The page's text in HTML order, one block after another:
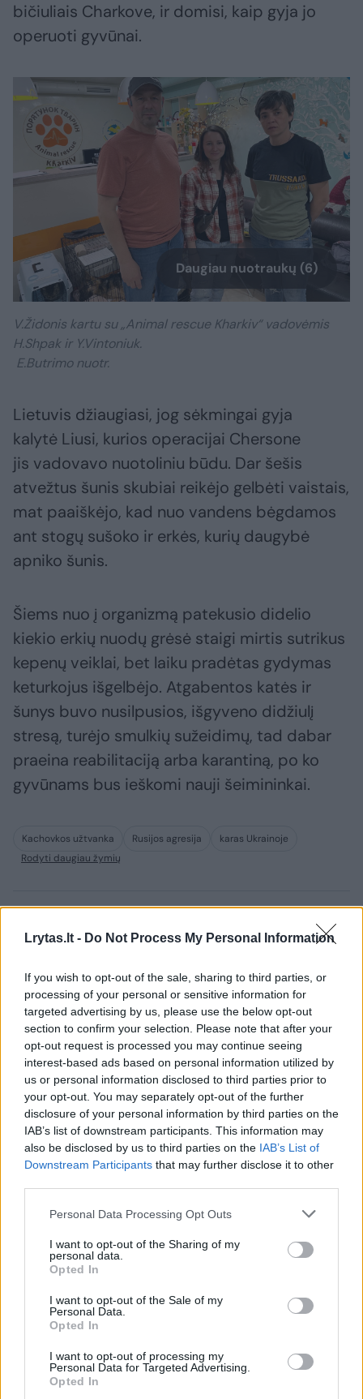
Lrytas.lt - Do Not Process My Personal Information
If you wish to opt-out of the sale, sharing to third parties, or
processing of your personal or sensitive information for
targeted advertising by us, please use the below opt-out
section to confirm your selection. Please note that after your
opt-out request is processed you may continue seeing
interest-based ads based on personal information utilized by
us or personal information disclosed to third parties prior to
your opt-out. You may separately opt-out of the further
disclosure of your personal information by third parties on the
IAB’s list of downstream participants. This information may
also be disclosed by us to third parties on the IAB’s List of
Downstream Participants that may further disclose it to other
Personal Data Processing Opt Outs
I want to opt-out of the Sharing of my
personal data.
Opted In
I want to opt-out of the Sale of my
Personal Data.
Opted In
I want to opt-out of processing my
Personal Data for Targeted Advertising.
Opted In
bičiuliais Charkove, ir domisi, kaip gyja jo
operuoti gyvūnai.
Daugiau nuotraukų (6)
V.Židonis kartu su „Animal rescue Kharkiv“ vadovėmis
H.Shpak ir Y.Vintoniuk.
E.Butrimo nuotr.
Lietuvis džiaugiasi, jog sėkmingai gyja
kalytė Liusi, kurios operacijai Chersone
jis vadovavo nuotoliniu būdu. Dar šešis
atvežtus šunis skubiai reikėjo gelbėti vaistais,
mat paaiškėjo, kad nuo vandens bėgdamos
ant stogų sušoko ir erkės, kurių daugybė
apniko šunis.
Šiems nuo į organizmą patekusio didelio
kiekio erkių nuodų grėsė staigi mirtis sutrikus
kepenų veiklai, bet laiku pradėtas gydymas
keturkojus išgelbėjo. Atgabentos katės ir
šunys buvo nusilpusios, išgyveno didžiulį
stresą, turėjo smulkių sužeidimų, tad dabar
praeina reabilitaciją arba karantiną, po ko
gyvūnams bus ieškomi nauji šeimininkai.
Kachovkos užtvanka Rusijos agresija
karas Ukrainoje
Rodyti daugiau žymių
Komentuoti po šiuo straipsniu
Komentuoti gali tik Lrytas registruoti vartotojai.
Prisijunkite prie registruotų vartotojų
bendruomenės ir bendraukite komentaruose!
Rodyti komentarus
Prisijungti komentatoriams